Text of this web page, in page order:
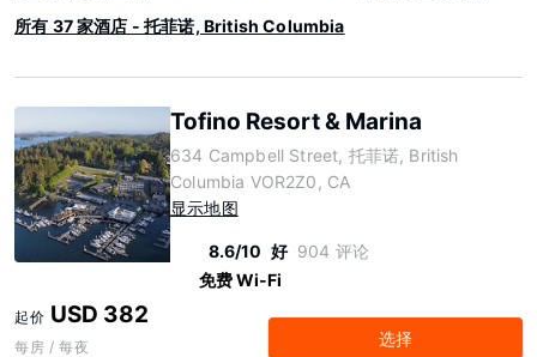
所有 37 家酒店 - 托菲诺, British Columbia
Tofino Resort & Marina
634 Campbell Street, 托菲诺, British
Columbia VOR2Z0, CA
显示地图
8.6/10 好 904 评论
免费 Wi-Fi
起价 USD 382
每房 / 每夜 选择